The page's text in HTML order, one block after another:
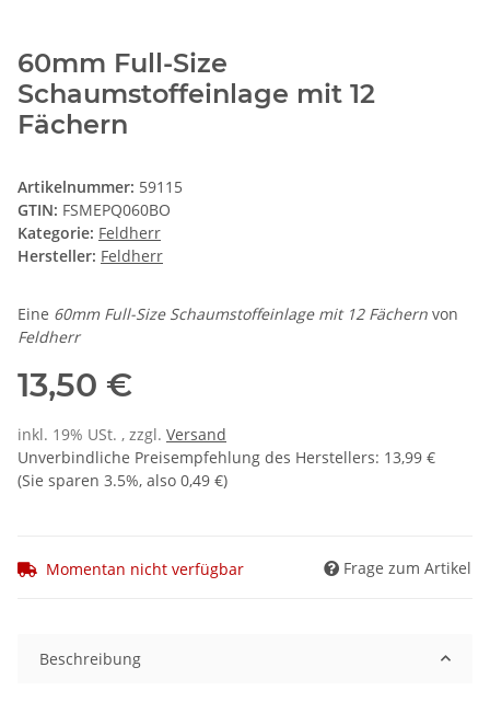
60mm Full-Size
Schaumstoffeinlage mit 12
Fächern
Artikelnummer: 59115
GTIN: FSMEPQ060BO
Kategorie: Feldherr
Hersteller: Feldherr
Eine 60mm Full-Size Schaumstoffeinlage mit 12 Fächern von
Feldherr
13,50 €
inkl. 19% USt. , zzgl. Versand
Unverbindliche Preisempfehlung des Herstellers: 13,99 €
(Sie sparen 3.5%, also 0,49 €)
Momentan nicht verfügbar Frage zum Artikel
Beschreibung